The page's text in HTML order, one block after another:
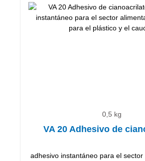
0,5 kg
VA 20 Adhesivo de
adhesivo instantáneo para el